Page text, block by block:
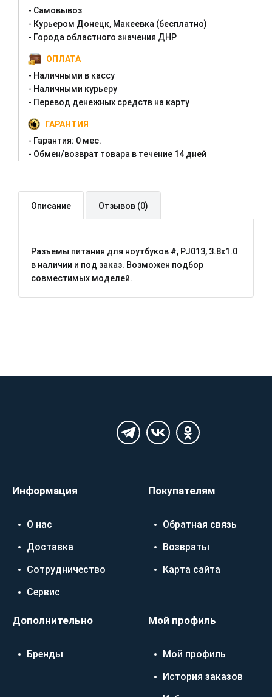
- Самовывоз
- Курьером Донецк, Макеевка (бесплатно)
- Города областного значения ДНР
ОПЛАТА
- Наличными в кассу
- Наличными курьеру
- Перевод денежных средств на карту
ГАРАНТИЯ
- Гарантия: 0 мес.
- Oбмен/возврат товара в течение 14 дней
Описание Отзывов (0)
Разъемы питания для ноутбуков #, PJ013, 3.8x1.0
в наличии и под заказ. Возможен подбор
совместимых моделей.
Информация
О нас
Доставка
Сотрудничество
Сервис
Покупателям
Обратная связь
Возвраты
Карта сайта
Дополнительно
Бренды
Мой профиль
Мой профиль
История заказов